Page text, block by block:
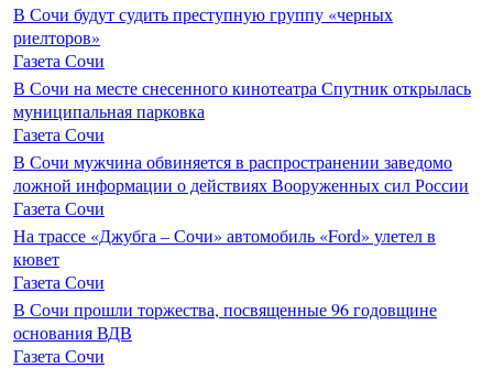
В Сочи будут судить преступную группу «черных
риелторов»
Газета Сочи
В Сочи на месте снесенного кинотеатра Спутник открылась
муниципальная парковка
Газета Сочи
В Сочи мужчина обвиняется в распространении заведомо
ложной информации о действиях Вооруженных сил России
Газета Сочи
На трассе «Джубга – Сочи» автомобиль «Ford» улетел в
кювет
Газета Сочи
В Сочи прошли торжества, посвященные 96 годовщине
основания ВДВ
Газета Сочи